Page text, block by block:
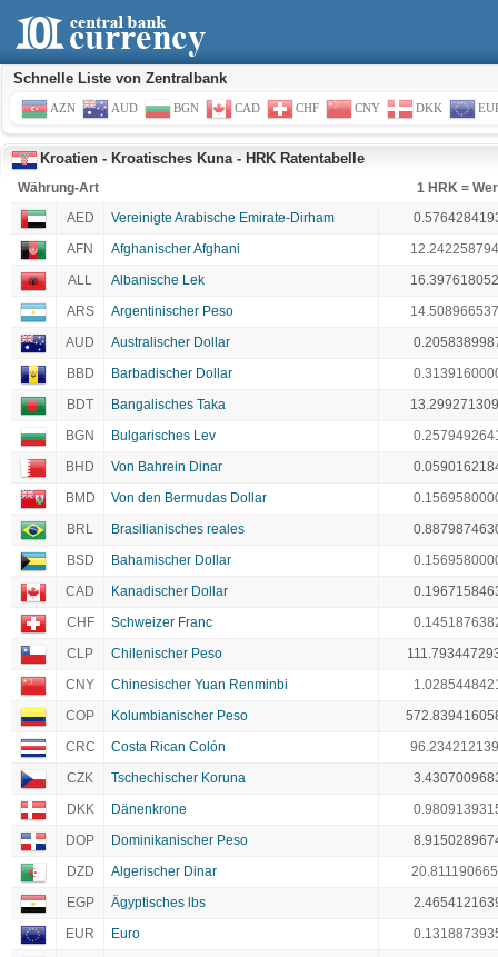
Schnelle Liste von Zentralbank
AZN AUD BGN CAD CHF CNY DKK
Kroatien - Kroatisches Kuna - HRK Ratentabelle
Währung-Art
1 HRK =
AED
Vereinigte Arabische Emirate-Dirham
AFN
Afghanischer Afghani
ALL
Albanische Lek
ARS
Argentinischer Peso
AUD
Australischer Dollar
BBD
Barbadischer Dollar
BDT
Bangalisches Taka
BGN
Bulgarisches Lev
BHD
Von Bahrein Dinar
BMD
Von den Bermudas Dollar
BRL
Brasilianisches reales
BSD
Bahamischer Dollar
CAD
Kanadischer Dollar
CHF
Schweizer Franc
CLP
Chilenischer Peso
CNY
Chinesischer Yuan Renminbi
COP
Kolumbianischer Peso
CRC
Costa Rican Colón
CZK
Tschechischer Koruna
DKK
Dänenkrone
DOP
Dominikanischer Peso
DZD
Algerischer Dinar
EGP
Ägyptisches lbs
EUR
Euro